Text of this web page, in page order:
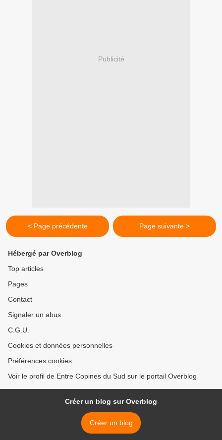
Publicité
< Page précédente Page suivante >
Hébergé par Overblog
Top articles
Pages
Contact
Signaler un abus
C.G.U.
Cookies et données personnelles
Préférences cookies
Voir le profil de Entre Copines du Sud sur le portail Overblog
Créer un blog sur Overblog
Créer un blog